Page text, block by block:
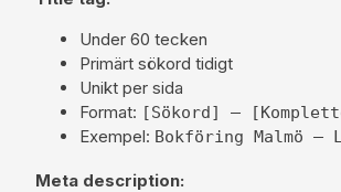
Under 60 tecken
Primärt sökord tidigt
Unikt per sida
Format: [Sökord] —
Exempel: Bokföring Malmö —
Meta description: